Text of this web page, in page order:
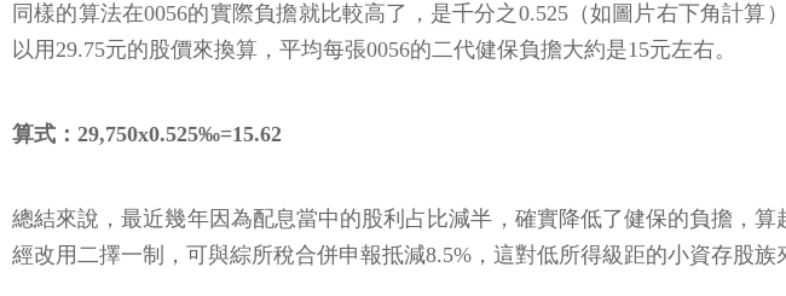
同樣的算法在0056的實際負擔就比較高了，是千分之0.525（如圖片右下角計
以用29.75元的股價來換算，平均每張0056的二代健保負擔大約是15元左右。
算式：29,750x0.525‰=15.62
總結來說，最近幾年因為配息當中的股利占比減半，確實降低了健保的負擔，
經改用二擇一制，可與綜所稅合併申報抵減8.5%，這對低所得級距的小資存股